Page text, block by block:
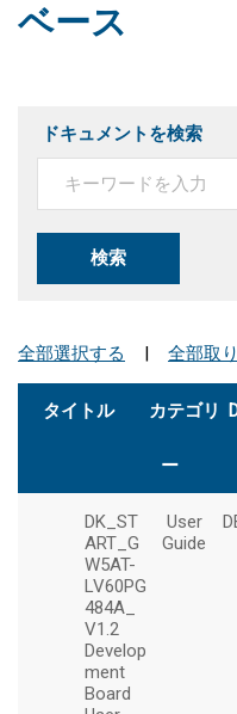
ベース
ドキュメントを検索
検索